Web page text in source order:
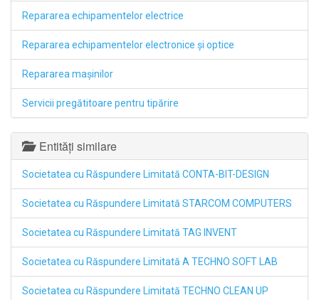
Repararea echipamentelor electrice
Repararea echipamentelor electronice şi optice
Repararea maşinilor
Servicii pregătitoare pentru tipărire
Entități similare
Societatea cu Răspundere Limitată CONTA-BIT-DESIGN
Societatea cu Răspundere Limitată STARCOM COMPUTERS
Societatea cu Răspundere Limitată TAG INVENT
Societatea cu Răspundere Limitată A TECHNO SOFT LAB
Societatea cu Răspundere Limitată TECHNO CLEAN UP